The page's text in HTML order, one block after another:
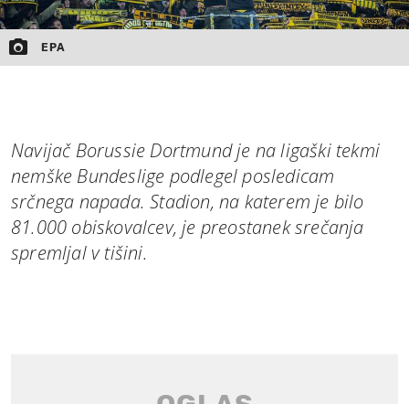
EPA
Navijač Borussie Dortmund je na ligaški tekmi
nemške Bundeslige podlegel posledicam
srčnega napada. Stadion, na katerem je bilo
81.000 obiskovalcev, je preostanek srečanja
spremljal v tišini.